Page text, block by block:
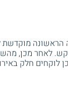
הראשונה
לאחר מכן,
לוקחים חלק